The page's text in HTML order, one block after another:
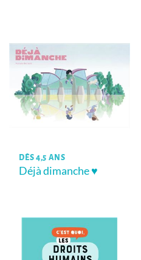
DÈS 4,5 ANS
Déjà dimanche ♥